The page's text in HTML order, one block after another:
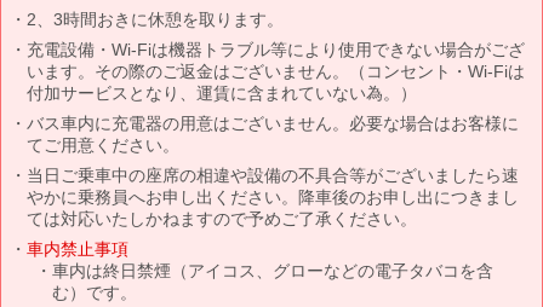
2、3時間おきに休憩を取ります。
充電設備・Wi-Fiは機器トラブル等により使用できない場合がござ
います。その際のご返金はございません。（コンセント・Wi-Fiは
付加サービスとなり、運賃に含まれていない為。）
バス車内に充電器の用意はございません。必要な場合はお客様に
てご用意ください。
当日ご乗車中の座席の相違や設備の不具合等がございましたら速
やかに乗務員へお申し出ください。降車後のお申し出につきまし
ては対応いたしかねますので予めご了承ください。
車内禁止事項
車内は終日禁煙（アイコス、グローなどの電子タバコを含
む）です。